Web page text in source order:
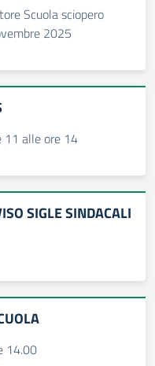
Scuola sciopero
2025
11 alle ore 14
SIGLE SINDACALI
14.00